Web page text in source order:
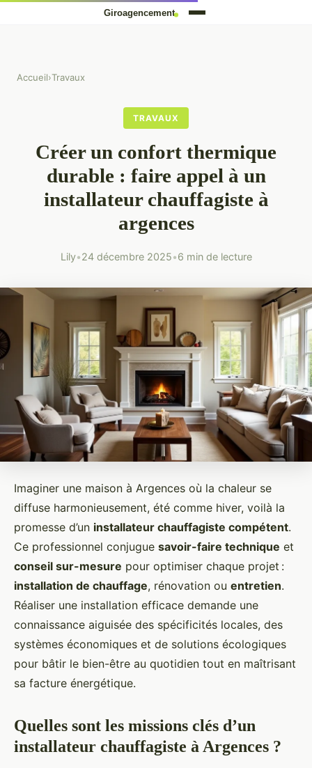
Accueil›Travaux
TRAVAUX
Créer un confort thermique
durable : faire appel à un
installateur chauffagiste à
argences
Lily•24 décembre 2025•6 min de lecture
Imaginer une maison à Argences où la chaleur se
diffuse harmonieusement, été comme hiver, voilà la
promesse d’un installateur chauffagiste compétent.
Ce professionnel conjugue savoir-faire technique et
conseil sur-mesure pour optimiser chaque projet :
installation de chauffage, rénovation ou entretien.
Réaliser une installation efficace demande une
connaissance aiguisée des spécificités locales, des
systèmes économiques et de solutions écologiques
pour bâtir le bien-être au quotidien tout en maîtrisant
sa facture énergétique.
Quelles sont les missions clés d’un
installateur chauffagiste à Argences ?